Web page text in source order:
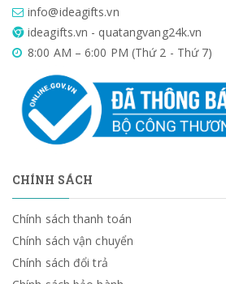
info@ideagifts.vn
ideagifts.vn - quatangvang24k.vn
8:00 AM – 6:00 PM (Thứ 2 - Thứ 7)
CHÍNH SÁCH
Chính sách thanh toán
Chính sách vận chuyển
Chính sách đổi trả